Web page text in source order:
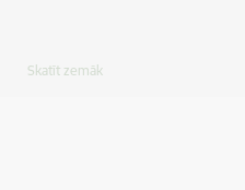
Skatīt zemāk